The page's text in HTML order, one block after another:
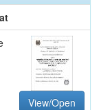
View/Open